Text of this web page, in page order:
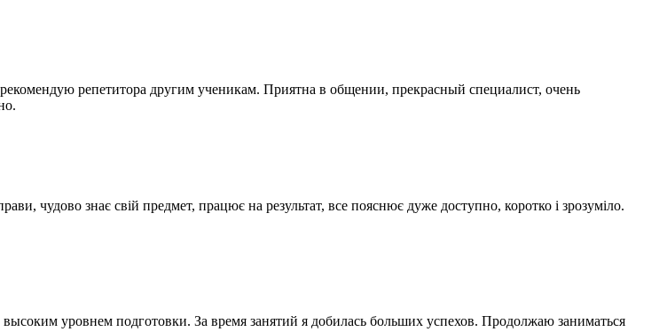
репетитора другим ученикам. Приятна в общении, прекрасный специалист, очень
чудово знає свій предмет, працює на результат, все пояснює дуже доступно, коротко і зрозуміло.
уровнем подготовки. За время занятий я добилась больших успехов. Продолжаю заниматься